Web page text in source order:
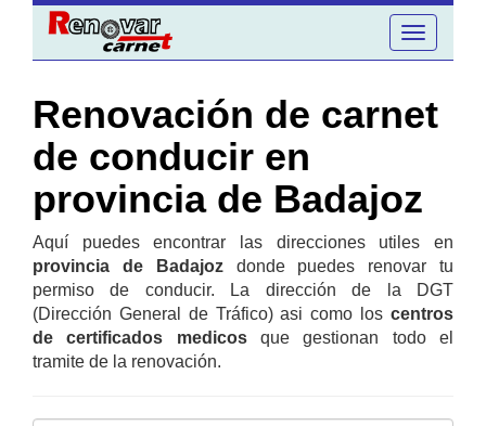
Toggle
navigation
Renovación de carnet
de conducir en
provincia de Badajoz
Aquí puedes encontrar las direcciones utiles en
provincia de Badajozdonde puedes renovar tu
permiso de conducir. La dirección de la DGT
(Dirección General de Tráfico) asi como los centros
de certificados medicosque gestionan todo el
tramite de la renovación.